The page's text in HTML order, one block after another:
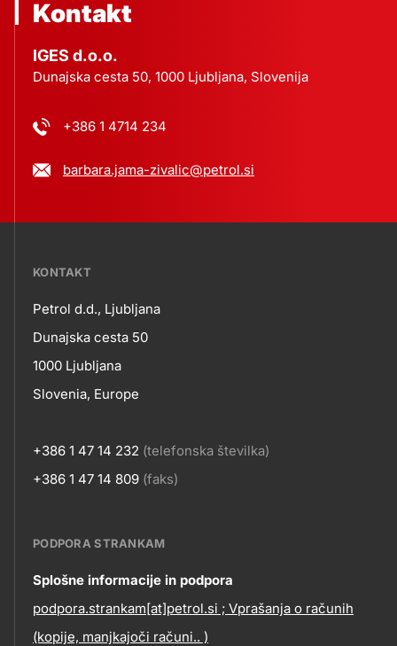
Kontakt
IGES d.o.o.
Dunajska cesta 50, 1000 Ljubljana, Slovenija
+386 1 4714 234
barbara.jama-zivalic@petrol.si
???
skupno.footer-
title???
KONTAKT
Kontakt
Petrol d.d., Ljubljana
Dunajska cesta 50
1000 Ljubljana
Slovenia, Europe
+386 1 47 14 232 (telefonska številka)
+386 1 47 14 809 (faks)
Contact
information
PODPORA STRANKAM
Splošne informacije in podpora
podpora.strankam[at]petrol.si ; Vprašanja o računih
(kopije, manjkajoči računi.. )